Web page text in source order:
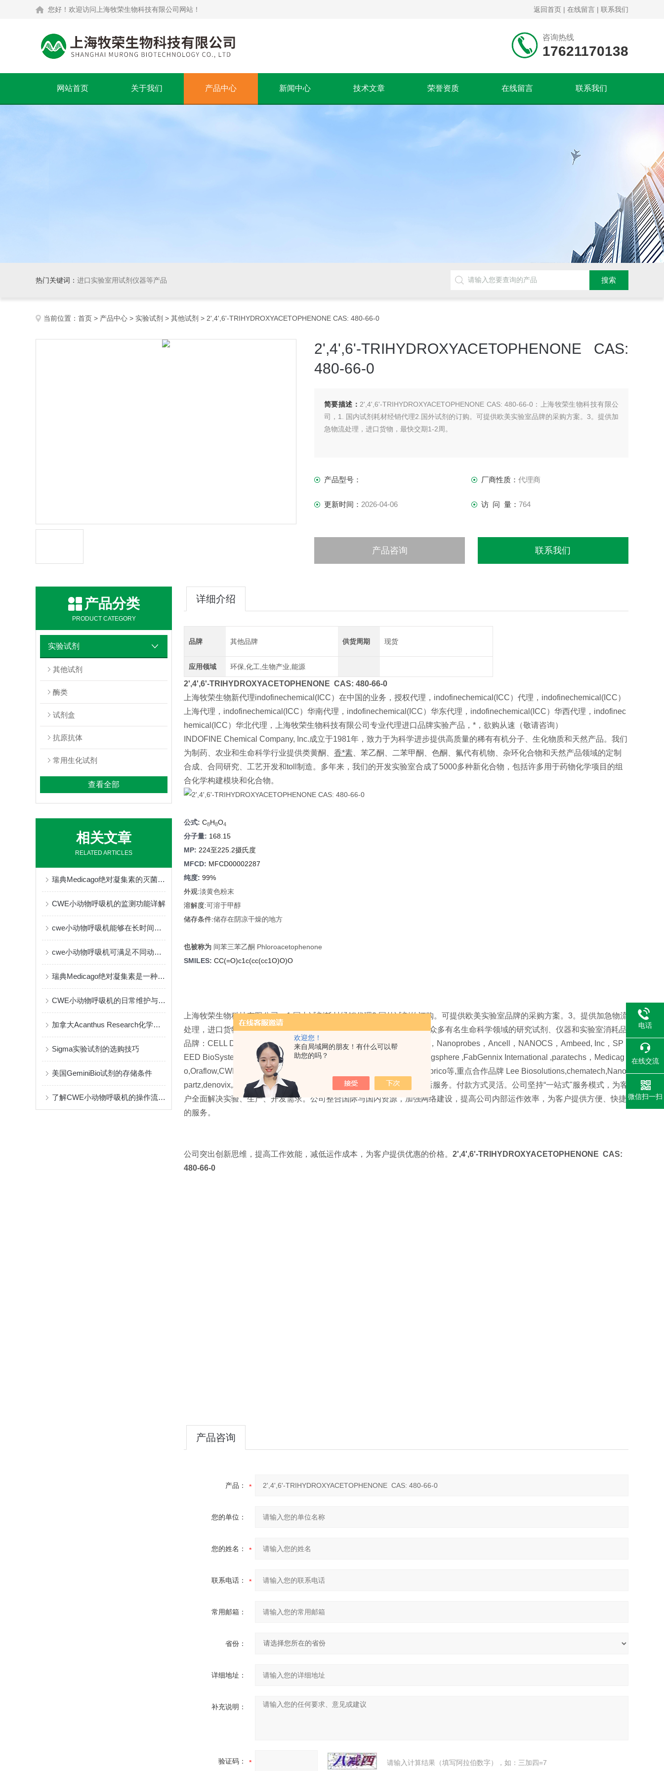
欢迎您！
来自局域网的朋友！有什么可以帮
助您的吗？
您好！欢迎访问上海牧荣生物科技有限公司网站！ 返回首页 | 在线留言 | 联系我们
咨询热线
17621170138
网站首页 关于我们 产品中心 新闻中心 技术文章 荣誉资质 在线留言 联系我们
热门关键词： 进口实验室用试剂仪器等产品
当前位置： 首页 > 产品中心 > 实验试剂 > 其他试剂 > 2',4',6'-TRIHYDROXYACETOPHENONE CAS: 480-66-0
2',4',6'-TRIHYDROXYACETOPHENONE CAS:
480-66-0
简要描述： 2',4',6'-TRIHYDROXYACETOPHENONE CAS: 480-66-0：上海牧荣生物科技有限公
司，1. 国内试剂耗材经销代理2.国外试剂的订购。可提供欧美实验室品牌的采购方案。3。提供加
急物流处理，进口货物，最快交期1-2周。
产品型号： 厂商性质： 代理商
更新时间： 2026-04-06 访 问 量： 764
产品咨询 联系我们
产品分类
PRODUCT CATEGORY
实验试剂
其他试剂
酶类
试剂盒
抗原抗体
常用生化试剂
查看全部
相关文章
RELATED ARTICLES
瑞典Medicago绝对凝集素的灭菌方式
CWE小动物呼吸机的监测功能详解
cwe小动物呼吸机能够在长时间实验中保持一致的输出
cwe小动物呼吸机可满足不同动物的生理需要
瑞典Medicago绝对凝集素是一种创新的免疫疗法
CWE小动物呼吸机的日常维护与保养指南
加拿大Acanthus Research化学试剂的作用与应用
Sigma实验试剂的选购技巧
美国GeminiBio试剂的存储条件
了解CWE小动物呼吸机的操作流程与维护
详细介绍
品牌 其他品牌 供货周期 现货
应用领域 环保,化工,生物产业,能源
2',4',6'-TRIHYDROXYACETOPHENONE CAS: 480-66-0
上海牧荣生物新代理indofinechemical(ICC）在中国的业务，授权代理，indofinechemical(ICC）代理，indofinechemical(ICC）
上海代理，indofinechemical(ICC）华南代理，indofinechemical(ICC）华东代理，indofinechemical(ICC）华西代理，indofinec
hemical(ICC）华北代理，上海牧荣生物科技有限公司专业代理进口品牌实验产品，*，欲购从速（敬请咨询）
INDOFINE Chemical Company, Inc.成立于1981年，致力于为科学进步提供高质量的稀有有机分子、生化物质和天然产品。我们
为制药、农业和生命科学行业提供类黄酮、 香*素 、苯乙酮、二苯甲酮、色酮、氟代有机物、杂环化合物和天然产品领域的定制
合成、合同研究、工艺开发和toll制造。 多年来，我们的开发实验室合成了5000多种新化合物，包括许多用于药物化学项目的组
合化学构建模块和化合物。
公式: C8H8O4
分子量: 168.15
MP: 224至225.2摄氏度
MFCD: MFCD00002287
纯度: 99%
外观:淡黄色粉末
溶解度:可溶于甲醇
储存条件:储存在阴凉干燥的地方
也被称为 间苯三苯乙酮 Phloroacetophenone
SMILES: CC(=O)c1c(cc(cc1O)O)O
上海牧荣生物科技有限公司，1.国内试剂耗材经销代理2.国外试剂的订购。可提供欧美实验室品牌的采购方案。3。提供加急物流
处理，进口货物，最快交期1-2周。4.进出口货物代理服务。5.公司代理众多有名生命科学领域的研究试剂、仪器和实验室消耗品
品牌：CELL DATA,Alamanda Polymers， cstti，Click Chemistry tools，Nanoprobes，Ancell，NANOCS，Ambeed, Inc，SP
EED BioSystems, LLC，Tulip Biolabs, Inc，Torrey Pines Biolabs，magsphere ,FabGennix International ,paratechs，Medicag
o,Oraflow,CWE,Wasatch Photonics, alphananote, It4ip, proteoform, Caprico等,重点合作品牌 Lee Biosolutions,chematech,Nano
partz,denovix,Atto tec,macrocyclics等。质量保证，所有产品都提供售后服务。付款方式灵活。公司坚持“一站式"服务模式，为客
户全面解决实验、生产、开发需求。公司整合国际与国内资源，加强网络建设，提高公司内部运作效率，为客户提供方便、快捷
的服务。
公司突出创新思维，提高工作效能，减低运作成本，为客户提供优惠的价格。 2',4',6'-TRIHYDROXYACETOPHENONE CAS:
480-66-0
产品咨询
产品：
您的单位：
您的姓名：
联系电话：
常用邮箱：
省份：
详细地址：
补充说明：
验证码： 请输入计算结果（填写阿拉伯数字），如：三加四=7
电话
在线交流
微信扫一扫